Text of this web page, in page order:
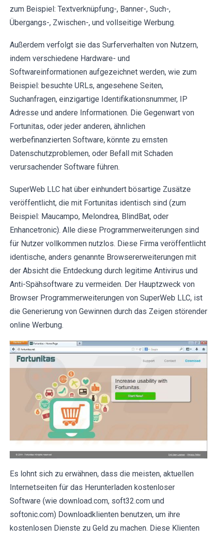
zum Beispiel: Textverknüpfung-, Banner-, Such-,
Übergangs-, Zwischen-, und vollseitige Werbung.
Außerdem verfolgt sie das Surferverhalten von Nutzern,
indem verschiedene Hardware- und
Softwareinformationen aufgezeichnet werden, wie zum
Beispiel: besuchte URLs, angesehene Seiten,
Suchanfragen, einzigartige Identifikationsnummer, IP
Adresse und andere Informationen. Die Gegenwart von
Fortunitas, oder jeder anderen, ähnlichen
werbefinanzierten Software, könnte zu ernsten
Datenschutzproblemen, oder Befall mit Schaden
verursachender Software führen.
SuperWeb LLC hat über einhundert bösartige Zusätze
veröffentlicht, die mit Fortunitas identisch sind (zum
Beispiel: Maucampo, Melondrea, BlindBat, oder
Enhancetronic). Alle diese Programmerweiterungen sind
für Nutzer vollkommen nutzlos. Diese Firma veröffentlicht
identische, anders genannte Browsererweiterungen mit
der Absicht die Entdeckung durch legitime Antivirus und
Anti-Spähsoftware zu vermeiden. Der Hauptzweck von
Browser Programmerweiterungen von SuperWeb LLC, ist
die Generierung von Gewinnen durch das Zeigen störender
online Werbung.
Es lohnt sich zu erwähnen, dass die meisten, aktuellen
Internetseiten für das Herunterladen kostenloser
Software (wie download.com, soft32.com und
softonic.com) Downloadklienten benutzen, um ihre
kostenlosen Dienste zu Geld zu machen. Diese Klienten